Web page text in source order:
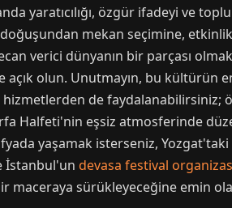
yaratıcılığı, özgür ifadeyi ve
mekan seçimine,
verici dünyanın bir parçası
olun. Unutmayın, bu kültürün
hizmetlerden de faydalanabilirsiniz;
Halfeti'nin eşsiz atmosferinde
yaşamak isterseniz, Yozgat'taki
İstanbul'un devasa festival
maceraya sürükleyeceğine emin